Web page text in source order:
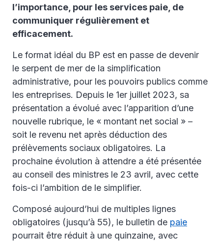
l’importance, pour les services paie, de
communiquer régulièrement et
efficacement.
Le format idéal du BP est en passe de devenir
le serpent de mer de la simplification
administrative, pour les pouvoirs publics comme
les entreprises. Depuis le 1er juillet 2023, sa
présentation a évolué avec l’apparition d’une
nouvelle rubrique, le « montant net social » –
soit le revenu net après déduction des
prélèvements sociaux obligatoires. La
prochaine évolution à attendre a été présentée
au conseil des ministres le 23 avril, avec cette
fois-ci l’ambition de le simplifier.
Composé aujourd’hui de multiples lignes
obligatoires (jusqu’à 55), le bulletin de paie
pourrait être réduit à une quinzaine, avec